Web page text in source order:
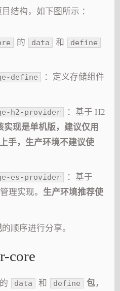
结构，如下图所示 ：
的 data 和 define
define
：定义存储组件
h2-provider
：基于 H2
实现是单机版，建议仅用
手，生产环境不建议使
es-provider
：基于
理实现。 生产环境推荐使
的顺序进行分享。
core
的 data 和 define 包，